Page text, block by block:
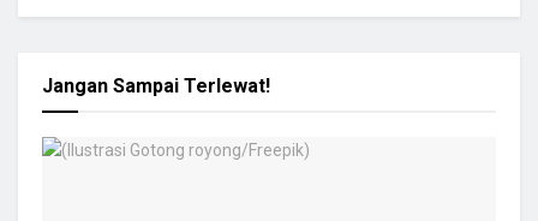
Jangan Sampai Terlewat!